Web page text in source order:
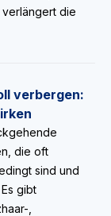
die
verbergen:
die oft
sind und
gibt
,